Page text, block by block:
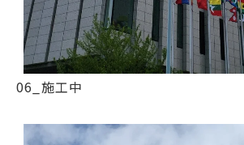
06_施工中